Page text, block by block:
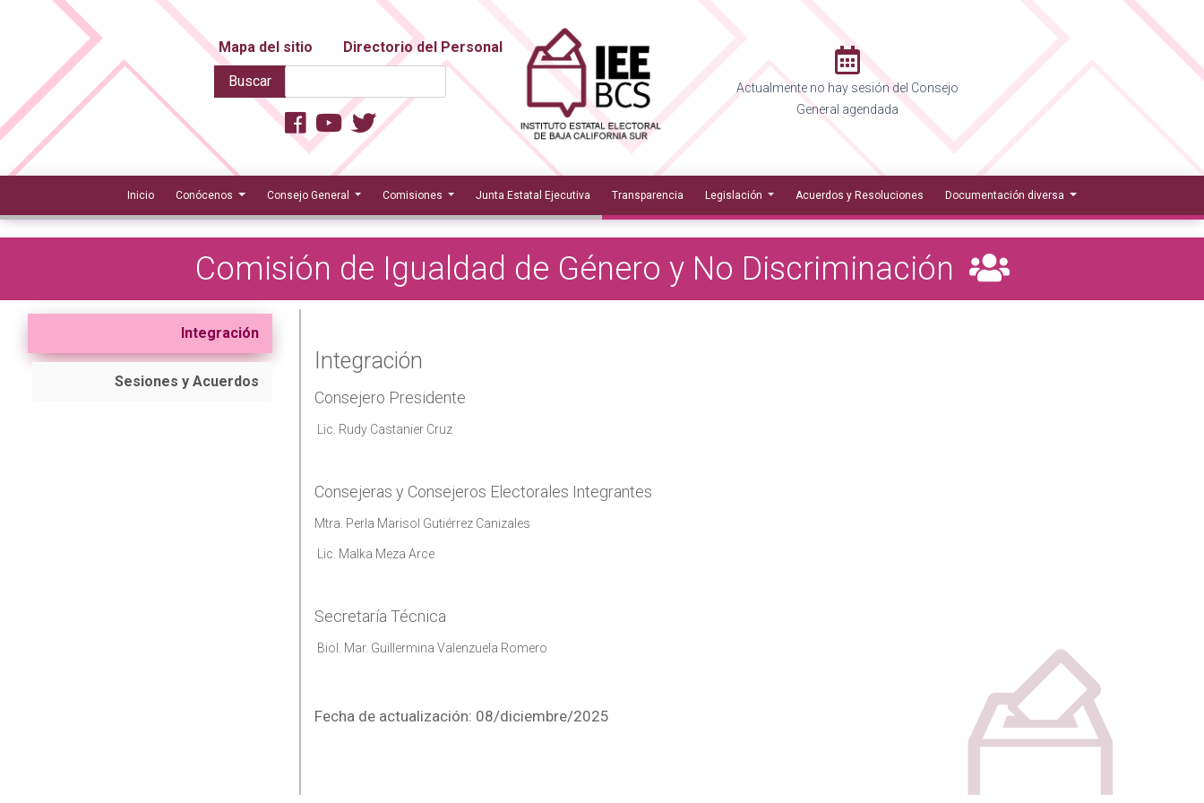
Mapa del sitio
Directorio del Personal
Buscar
Actualmente no hay sesión del Consejo
General agendada
Inicio Conócenos Consejo General Comisiones Junta Estatal Ejecutiva Transparencia Legislación Acuerdos y Resoluciones Documentación diversa
Comisión de Igualdad de Género y No Discriminación
Integración
Sesiones y Acuerdos
Integración
Consejero Presidente
Lic. Rudy Castanier Cruz
Consejeras y Consejeros Electorales Integrantes
Mtra. Perla Marisol Gutiérrez Canizales
Lic. Malka Meza Arce
Secretaría Técnica
Biol. Mar. Guillermina Valenzuela Romero
Fecha de actualización: 08/diciembre/2025